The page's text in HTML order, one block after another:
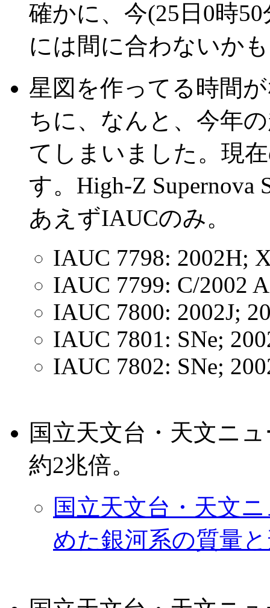
確かに、今(25日0時
には間に合わないか
星図を作ってる時間
ちに、なんと、今年
てしまいました。現
す。High-Z Supernova
あえずIAUCのみ。
IAUC 7798: 2002H;
IAUC 7799: C/2002
IAUC 7800: 2002J;
IAUC 7801: SNe;
IAUC 7802: SNe;
国立天文台・天文ニ
約2兆倍。
国立天文台・天文
めた銀河系の質量